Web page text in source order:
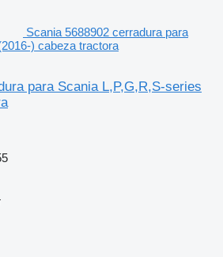
Scania 5688902 cerradura para
) cabeza tractora
para Scania L,P,G,R,S-series